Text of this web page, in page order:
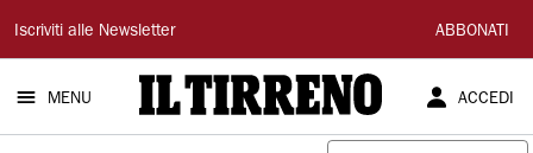
Il
Tirreno
Iscriviti alle Newsletter ABBONATI
MENU ACCEDI